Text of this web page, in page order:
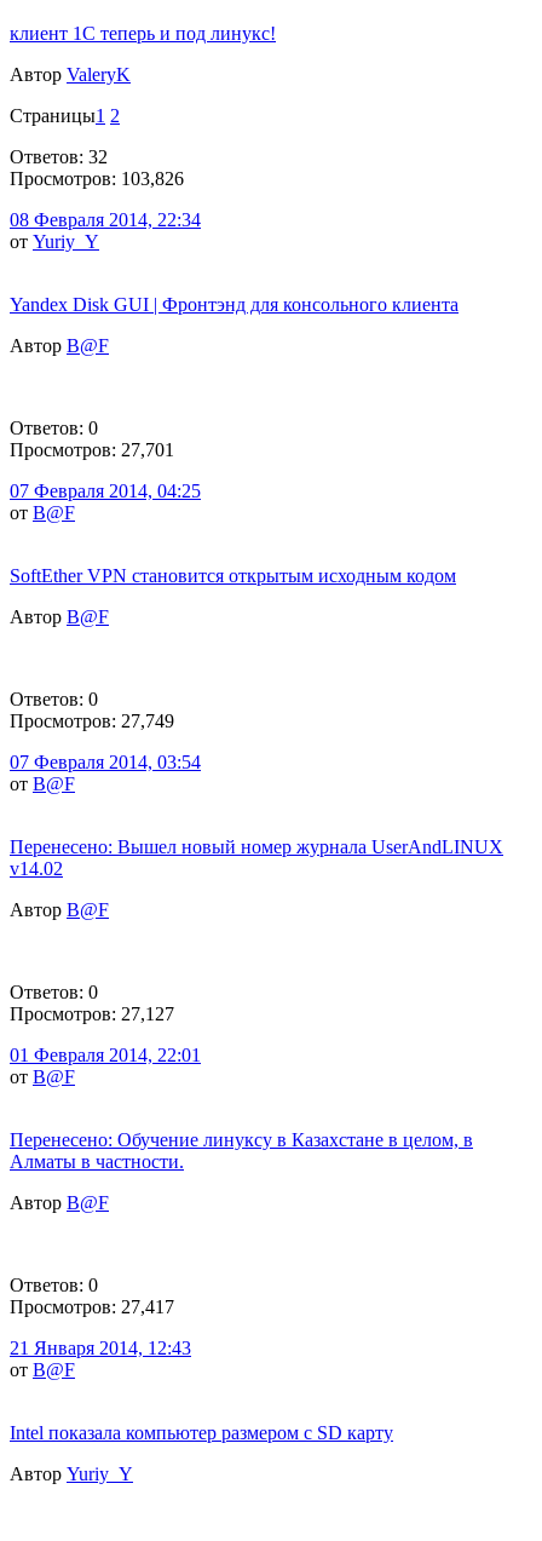
клиент 1С теперь и под линукс!
Автор ValeryK
Страницы1 2
Ответов: 32
Просмотров: 103,826
08 Февраля 2014, 22:34
от Yuriy_Y
Yandex Disk GUI | Фронтэнд для консольного клиента
Автор B@F
Ответов: 0
Просмотров: 27,701
07 Февраля 2014, 04:25
от B@F
SoftEther VPN становится открытым исходным кодом
Автор B@F
Ответов: 0
Просмотров: 27,749
07 Февраля 2014, 03:54
от B@F
Перенесено: Вышел новый номер журнала UserAndLINUX
v14.02
Автор B@F
Ответов: 0
Просмотров: 27,127
01 Февраля 2014, 22:01
от B@F
Перенесено: Обучение линуксу в Казахстане в целом, в
Алматы в частности.
Автор B@F
Ответов: 0
Просмотров: 27,417
21 Января 2014, 12:43
от B@F
Intel показала компьютер размером с SD карту
Автор Yuriy_Y